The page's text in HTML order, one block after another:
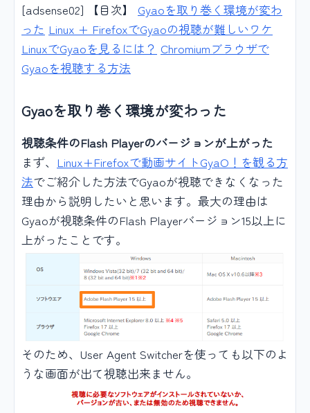
[adsense02] 【目次】 Gyaoを取り巻く環境が変わ
った Linux + FirefoxでGyaoの視聴が難しいワケ
LinuxでGyaoを見るには？ Chromiumブラウザで
Gyaoを視聴する方法
Gyaoを取り巻く環境が変わった
視聴条件のFlash Playerのバージョンが上がった
まず、 Linux+Firefoxで動画サイトGyaO！を観る方
法でご紹介した方法でGyaoが視聴できなくなった
理由から説明したいと思います。最大の理由は
Gyaoが視聴条件のFlash Playerバージョン15以上に
上がったことです。
そのため、User Agent Switcherを使っても以下のよ
うな画面が出て視聴出来ません。